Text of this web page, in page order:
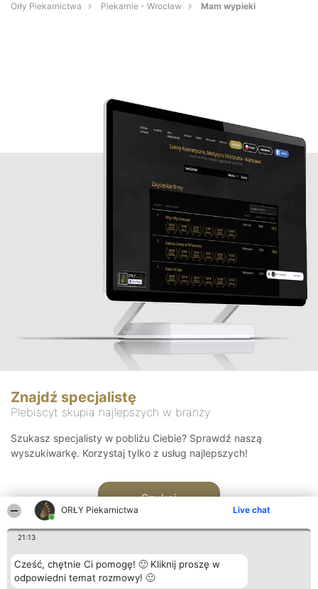
ORŁY Piekarnictwa Live chat
21:13
Cześć, chętnie Ci pomogę! 🙂 Kliknij proszę w
odpowiedni temat rozmowy! 🙂
Orły Piekarnictwa Piekarnie - Wrocław Mam wypieki
Znajdź specjalistę
Plebiscyt skupia najlepszych w branży
Szukasz specjalisty w pobliżu Ciebie? Sprawdź naszą
wyszukiwarkę. Korzystaj tylko z usług najlepszych!
Szukaj